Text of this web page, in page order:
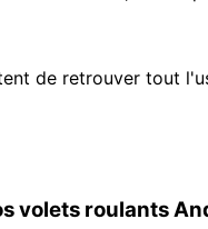
de retrouver tout
volets roulants